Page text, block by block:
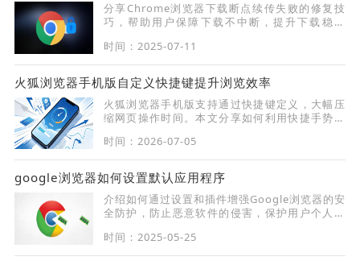
分享Chrome浏览器下载断点续传失败的修复技
巧，帮助用户保障下载不中断，提升下载稳定
时间：2025-07-11
火狐浏览器手机版自定义快捷键提升浏览效率
火狐浏览器手机版支持通过快捷键定义，大幅压
缩网页操作时间。本文分享如何利用快捷手势实
让火狐浏览器化身为您的移动办公提速利器，显
著提升信息获取与页面切换的效率。
时间：2026-07-05
google浏览器如何设置默认应用程序
介绍如何通过设置和插件增强Google浏览器的安
全防护，防止恶意软件的侵害，保护用户个人信
时间：2025-05-25